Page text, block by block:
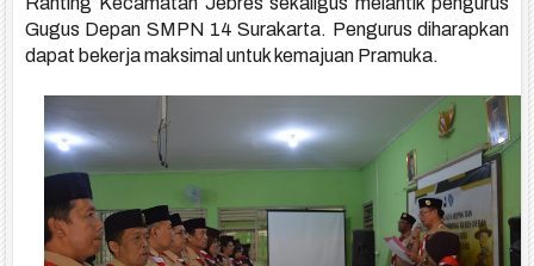
Gugus Depan SMPN 14 Surakarta. Pengurus diharapkan
dapat bekerja maksimal untuk kemajuan Pramuka.